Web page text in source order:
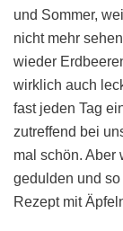
und Sommer,
nicht mehr
wieder
wirklich auch
fast jeden Tag
zutreffend bei
mal schön. Aber
gedulden und
Rezept mit